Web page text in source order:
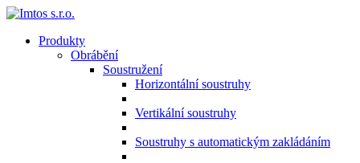
Produkty
Obrábění
Soustružení
Horizontální soustruhy
Vertikální soustruhy
Soustruhy s automatickým zakládáním